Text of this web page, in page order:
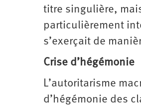
titre singulière,
particulièrement
s’exerçait de
Crise d’hégémonie
L’autoritarisme
d’hégémonie des